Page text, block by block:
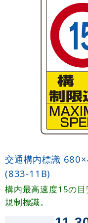
交通構内標識
(833-11B)
構内最高速度15の
規制標識。